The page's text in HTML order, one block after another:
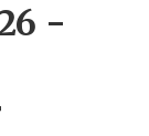
-